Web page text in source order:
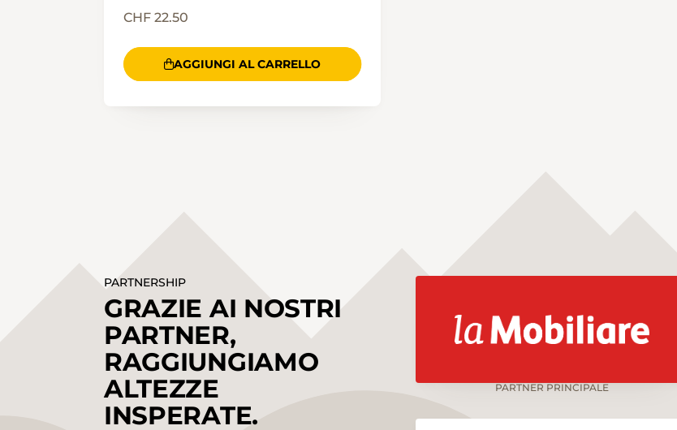
CHF 22.50
AGGIUNGI AL CARRELLO
PARTNERSHIP
GRAZIE AI NOSTRI
PARTNER,
RAGGIUNGIAMO
ALTEZZE
INSPERATE.
PARTNER PRINCIPALE